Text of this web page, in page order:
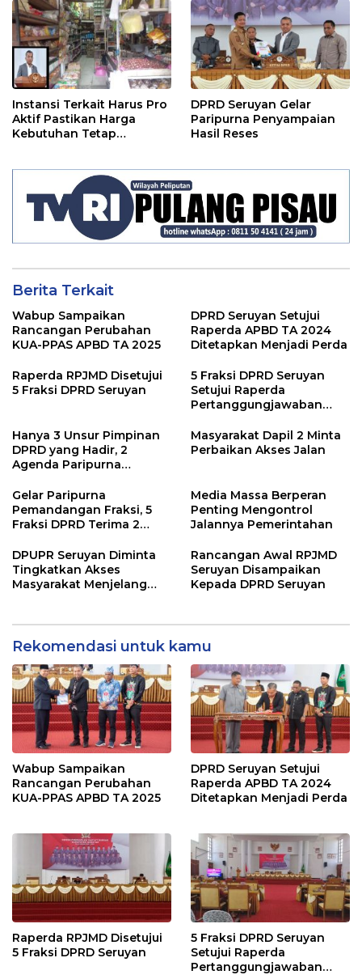
Instansi Terkait Harus Pro
Aktif Pastikan Harga
Kebutuhan Tetap
DPRD Seruyan Gelar
Paripurna Penyampaian
Hasil Reses
Berita Terkait
Wabup Sampaikan
Rancangan Perubahan
KUA-PPAS APBD TA 2025
DPRD Seruyan Setujui
Raperda APBD TA 2024
Ditetapkan Menjadi Perda
Raperda RPJMD Disetujui
5 Fraksi DPRD Seruyan
5 Fraksi DPRD Seruyan
Setujui Raperda
Pertanggungjawaban
2024
Hanya 3 Unsur Pimpinan
DPRD yang Hadir, 2
Agenda Paripurna
Masyarakat Dapil 2 Minta
Perbaikan Akses Jalan
Gelar Paripurna
Pemandangan Fraksi, 5
Fraksi DPRD Terima 2
Media Massa Berperan
Penting Mengontrol
Jalannya Pemerintahan
DPUPR Seruyan Diminta
Tingkatkan Akses
Masyarakat Menjelang
Rancangan Awal RPJMD
Seruyan Disampaikan
Kepada DPRD Seruyan
Rekomendasi untuk kamu
Wabup Sampaikan
Rancangan Perubahan
KUA-PPAS APBD TA 2025
DPRD Seruyan Setujui
Raperda APBD TA 2024
Ditetapkan Menjadi Perda
Raperda RPJMD Disetujui
5 Fraksi DPRD Seruyan
5 Fraksi DPRD Seruyan
Setujui Raperda
Pertanggungjawaban